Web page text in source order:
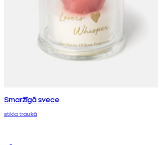
Smaržīgā svece
stikla traukā